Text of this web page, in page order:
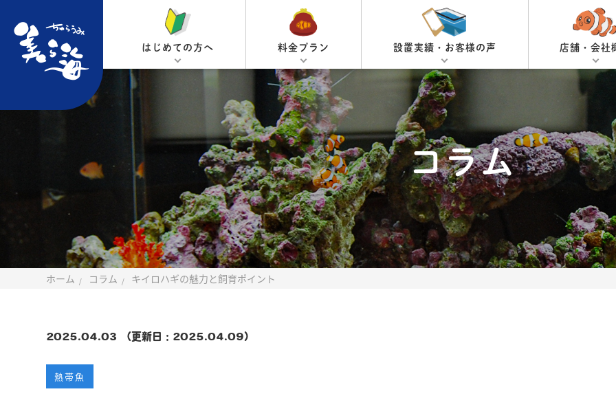
はじめての方へ 料金プラン 設置実績・お客様の声 店舗・会社
コラム
ホーム コラム キイロハギの魅力と飼育ポイント
2025.04.03 （更新日：2025.04.09）
熱帯魚